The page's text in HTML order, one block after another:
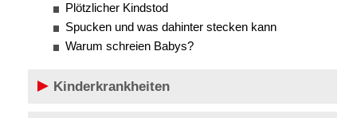
Plötzlicher Kindstod
Spucken und was dahinter stecken kann
Warum schreien Babys?
Kinderkrankheiten